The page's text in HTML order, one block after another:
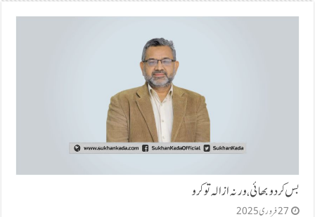
بس کردو بھائی، ورنہ ازالہ تو کرو
27 فروری 2025